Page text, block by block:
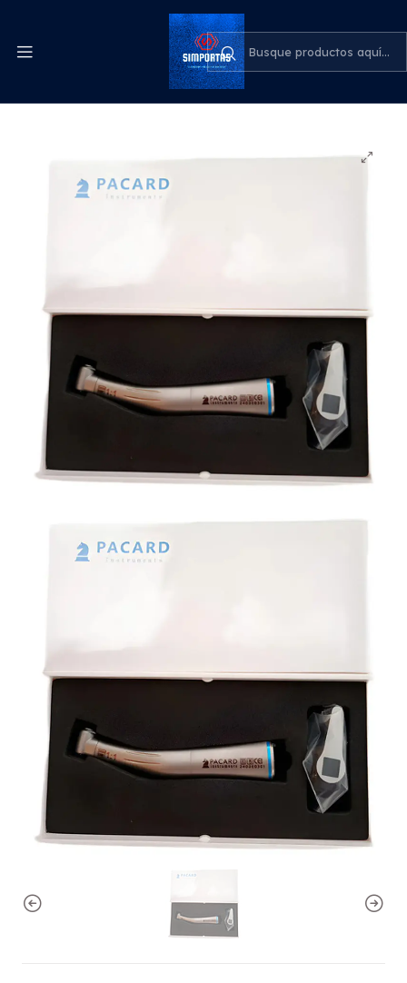
Despachos express a todo el país
Inicio Odontología
Contra Ángulo Led 1:1 Baja Velocidad Alta Calidad
Pacard Color Plateado